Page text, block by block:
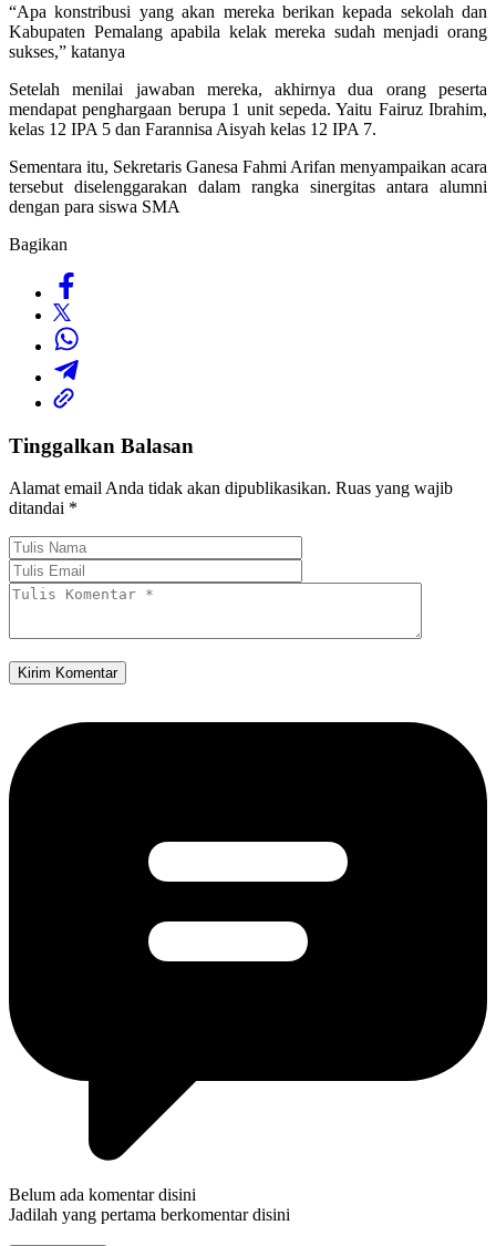
“Apa konstribusi yang akan mereka berikan kepada sekolah dan
Kabupaten Pemalang apabila kelak mereka sudah menjadi orang
sukses,” katanya
Setelah menilai jawaban mereka, akhirnya dua orang peserta
mendapat penghargaan berupa 1 unit sepeda. Yaitu Fairuz Ibrahim,
kelas 12 IPA 5 dan Farannisa Aisyah kelas 12 IPA 7.
Sementara itu, Sekretaris Ganesa Fahmi Arifan menyampaikan acara
tersebut diselenggarakan dalam rangka sinergitas antara alumni
dengan para siswa SMA
Bagikan
Tinggalkan Balasan
Alamat email Anda tidak akan dipublikasikan. Ruas yang wajib
ditandai *
Belum ada komentar disini
Jadilah yang pertama berkomentar disini